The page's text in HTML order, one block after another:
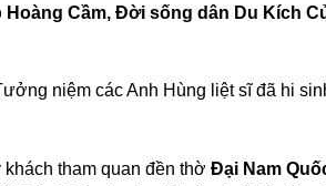
Hoàng Cầm, Đời sống dân Du Kích
niệm các Anh Hùng liệt sĩ đã hi
khách tham quan đền thờ Đại Nam